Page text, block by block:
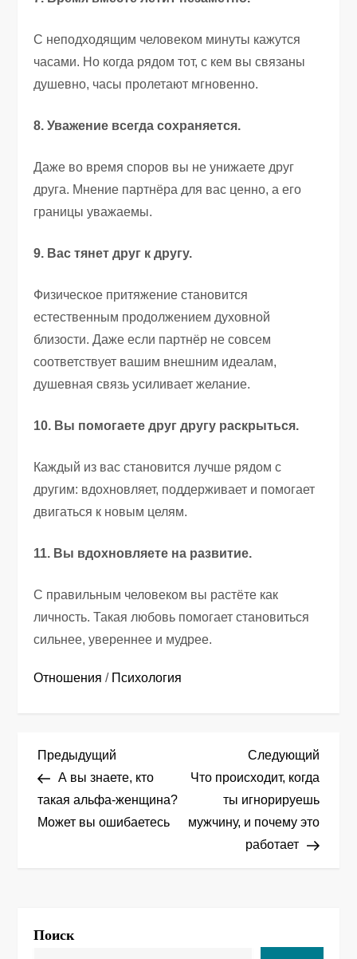
С неподходящим человеком минуты кажутся
часами. Но когда рядом тот, с кем вы связаны
душевно, часы пролетают мгновенно.
8. Уважение всегда сохраняется.
Даже во время споров вы не унижаете друг
друга. Мнение партнёра для вас ценно, а его
границы уважаемы.
9. Вас тянет друг к другу.
Физическое притяжение становится
естественным продолжением духовной
близости. Даже если партнёр не совсем
соответствует вашим внешним идеалам,
душевная связь усиливает желание.
10. Вы помогаете друг другу раскрыться.
Каждый из вас становится лучше рядом с
другим: вдохновляет, поддерживает и помогает
двигаться к новым целям.
11. Вы вдохновляете на развитие.
С правильным человеком вы растёте как
личность. Такая любовь помогает становиться
сильнее, увереннее и мудрее.
Отношения / Психология
Н
а
в
а
Предыдущая
запись
Предыдущий
А вы знаете, кто
такая альфа-женщина?
Может вы ошибаетесь
Следующий
Что происходит, когда
ты игнорируешь
мужчину, и почему это
работает
Поиск